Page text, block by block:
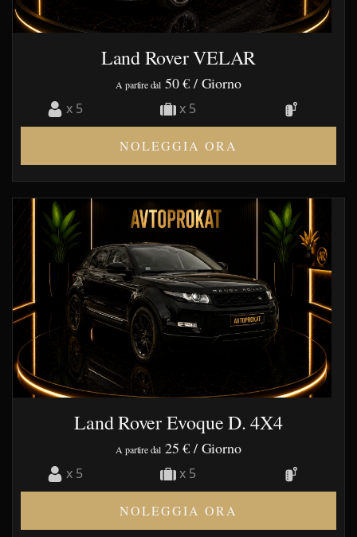
Land Rover VELAR
A partire dal 50 € / Giorno
x 5 x 5
NOLEGGIA ORA
Land Rover Evoque D. 4X4
A partire dal 25 € / Giorno
x 5 x 5
NOLEGGIA ORA